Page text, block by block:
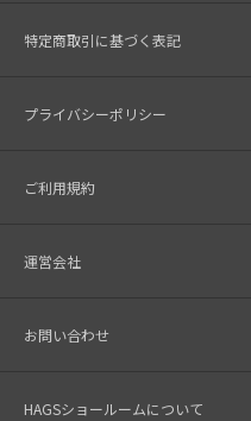
特定商取引に基づく表記
プライバシーポリシー
ご利用規約
運営会社
お問い合わせ
HAGSショールームについて